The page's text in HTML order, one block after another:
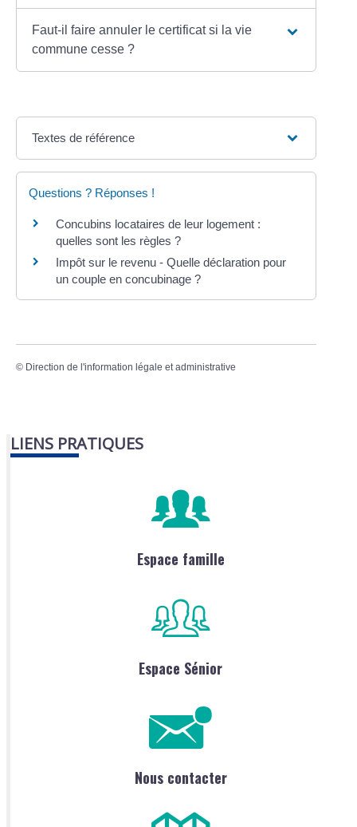
Faut-il faire annuler le certificat si la vie
commune cesse ?
Textes de référence
Questions ? Réponses !
Concubins locataires de leur logement :
quelles sont les règles ?
Impôt sur le revenu - Quelle déclaration pour
un couple en concubinage ?
© Direction de l'information légale et administrative
LIENS PRATIQUES
Espace famille
Espace Sénior
Nous contacter